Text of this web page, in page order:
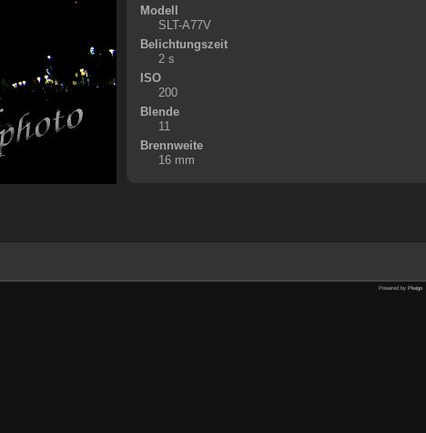
Modell
SLT-A77V
Belichtungszeit
2 s
ISO
200
Blende
11
Brennweite
16 mm
Powered by Piwigo